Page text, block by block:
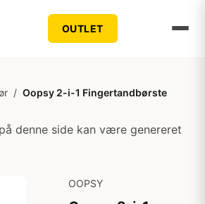
OUTLET
/ Oopsy 2-i-1 Fingertandbørste
denne side kan være genereret
OOPSY